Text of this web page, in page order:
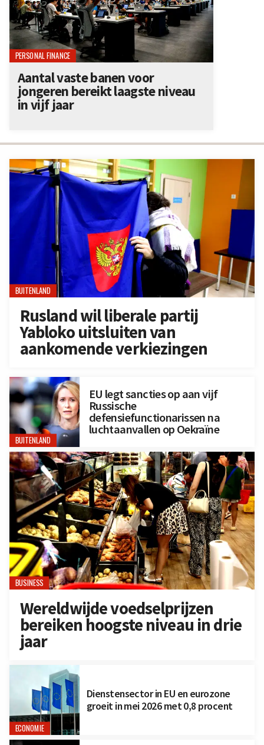
BUITENLAND
Rusland wil liberale partij
Yabloko uitsluiten van
aankomende verkiezingen
BUITENLAND
EU legt sancties op aan vijf
Russische
defensiefunctionarissen na
luchtaanvallen op Oekraïne
BUSINESS
Wereldwijde voedselprijzen
bereiken hoogste niveau in drie
jaar
ECONOMIE
Dienstensector in EU en eurozone
groeit in mei 2026 met 0,8 procent
PERSONAL FINANCE
Aantal vaste banen voor
jongeren bereikt laagste niveau
in vijf jaar